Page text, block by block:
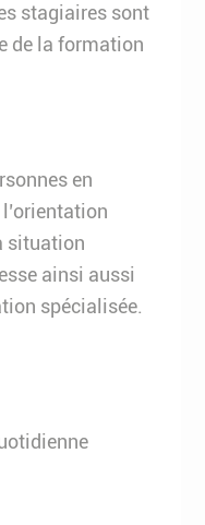
stagiaires sont
de la formation
en
situation
ainsi aussi
spécialisée.